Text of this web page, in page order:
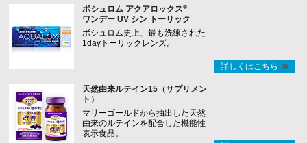
ボシュロム アクアロックス®
ワンデー UV シン トーリック
ボシュロム史上、最も洗練された
1dayトーリックレンズ。
詳しくはこちら
天然由来ルテイン15（サプリメン
ト）
マリーゴールドから抽出した天然
由来のルテインを配合した機能性
表示食品。